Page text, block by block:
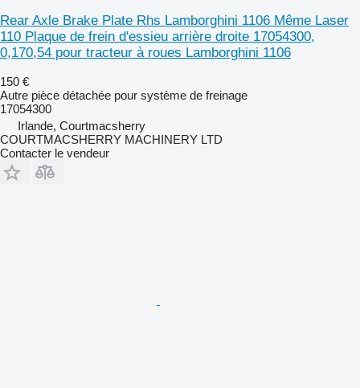
Rear Axle Brake Plate Rhs Lamborghini 1106 Même Laser
110 Plaque de frein d'essieu arrière droite 17054300,
0,170,54 pour tracteur à roues Lamborghini 1106
150 €
Autre pièce détachée pour système de freinage
17054300
Irlande, Courtmacsherry
COURTMACSHERRY MACHINERY LTD
Contacter le vendeur